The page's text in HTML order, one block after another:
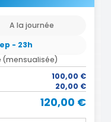
A la journée
- 23h
(mensualisée)
100,00 €
20,00 €
120,00 €